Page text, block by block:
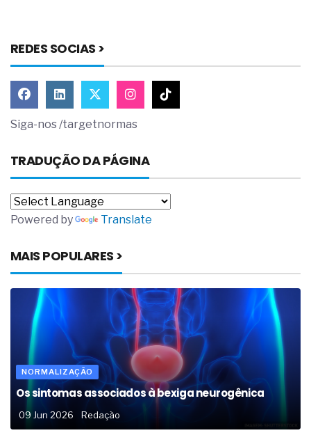
REDES SOCIAS >
Siga-nos /targetnormas
TRADUÇÃO DA PÁGINA
Powered by Translate
MAIS POPULARES >
NORMALIZAÇÃO
Os sintomas associados à bexiga neurogênica
09 Jun 2026 Redação